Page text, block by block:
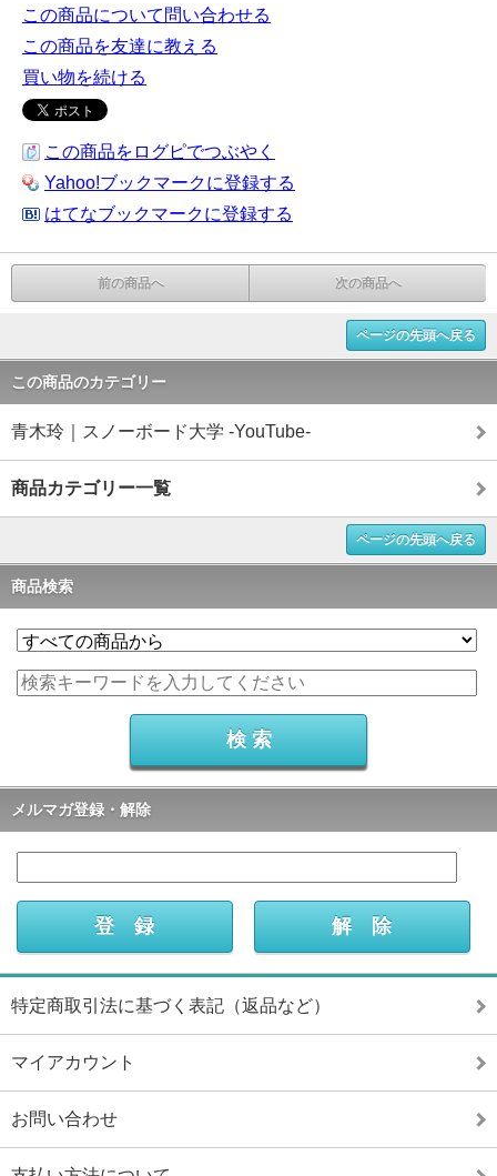
この商品について問い合わせる
この商品を友達に教える
買い物を続ける
この商品をログピでつぶやく
Yahoo!ブックマークに登録する
はてなブックマークに登録する
前の商品へ 次の商品へ
ページの先頭へ戻る
この商品のカテゴリー
青木玲｜スノーボード大学 -YouTube-
商品カテゴリー一覧
ページの先頭へ戻る
商品検索
メルマガ登録・解除
特定商取引法に基づく表記（返品など）
マイアカウント
お問い合わせ